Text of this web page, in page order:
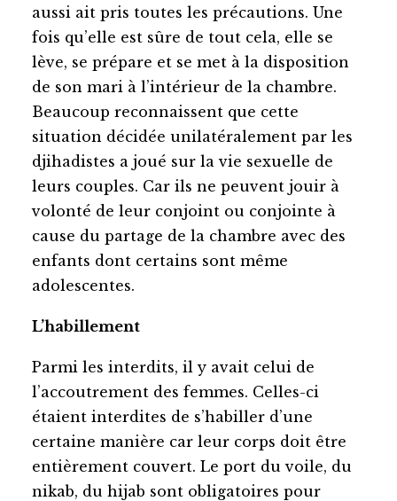
aussi ait pris toutes les précautions. Une
fois qu’elle est sûre de tout cela, elle se
lève, se prépare et se met à la disposition
de son mari à l’intérieur de la chambre.
Beaucoup reconnaissent que cette
situation décidée unilatéralement par les
djihadistes a joué sur la vie sexuelle de
leurs couples. Car ils ne peuvent jouir à
volonté de leur conjoint ou conjointe à
cause du partage de la chambre avec des
enfants dont certains sont même
adolescentes.
L’habillement
Parmi les interdits, il y avait celui de
l’accoutrement des femmes. Celles-ci
étaient interdites de s’habiller d’une
certaine manière car leur corps doit être
entièrement couvert. Le port du voile, du
nikab, du hijab sont obligatoires pour